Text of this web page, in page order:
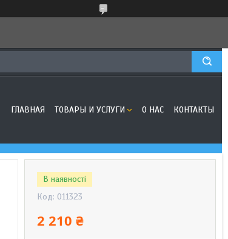
ГЛАВНАЯ ТОВАРЫ И УСЛУГИ О НАС КОНТАКТЫ
В наявності
Код: 011323
2 210 ₴